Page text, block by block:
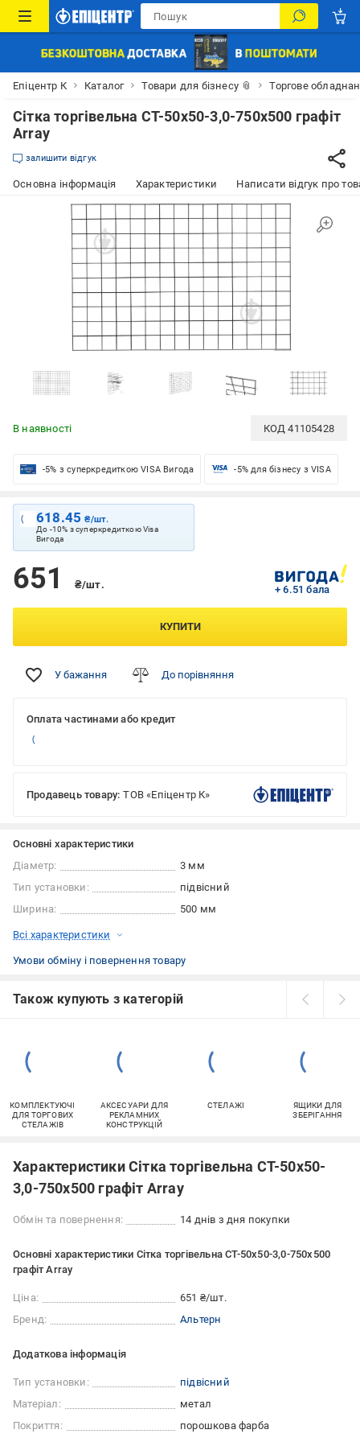
Епіцентр К Каталог Товари для бізнесу 📎 Торгове
Сітка торгівельна СТ-50х50-3,0-750х500 графіт
Array
залишити відгук
Основна інформація Характеристики Написати відгук про
В наявності КОД41105428
-5% з суперкредиткою VISA Вигода -5% для бізнесу з VISA
618.45₴/шт.
До -10% з суперкредиткою Visa
Вигода
651 ₴/шт. + 6.51 бала
КУПИТИ
У бажання До порівняння
Оплата частинами або кредит
Продавець товару: ТОВ «Епіцентр К»
Основні характеристики
Діаметр:
3 мм
Тип установки:
підвісний
Ширина:
500 мм
Всі характеристики
Умови обміну і повернення товару
Також купують з категорій
КОМПЛЕКТУЮЧІ
ДЛЯ ТОРГОВИХ
СТЕЛАЖІВ
АКСЕСУАРИ ДЛЯ
РЕКЛАМНИХ
КОНСТРУКЦІЙ
СТЕЛАЖІ
ЯЩИКИ ДЛЯ
ЗБЕРІГАННЯ
Характеристики Сітка торгівельна СТ-50х50-
3,0-750х500 графіт Array
Обмін та повернення: 14 днів з дня покупки
Основні характеристики Сітка торгівельна СТ-50х50-3,0-750х500
графіт Array
Ціна:
651 ₴/шт.
Бренд:
Альтерн
Додаткова інформація
Тип установки:
підвісний
Матеріал:
метал
Покриття:
порошкова фарба